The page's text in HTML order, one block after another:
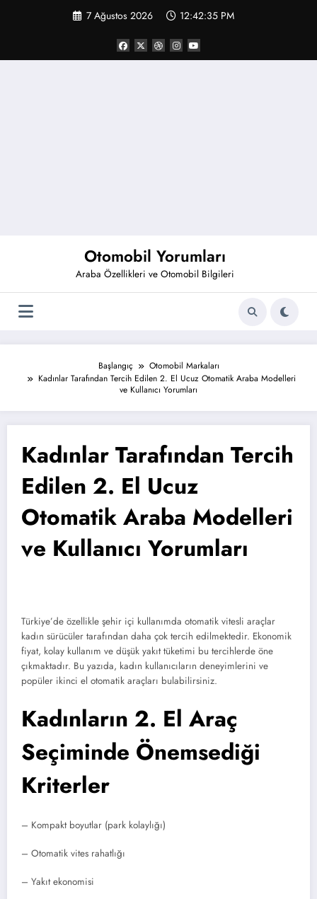
7 Ağustos 2026 12:42:36 PM
Otomobil Yorumları
Araba Özellikleri ve Otomobil Bilgileri
Başlangıç
Otomobil Markaları
Kadınlar Tarafından Tercih Edilen 2. El Ucuz Otomatik Araba Modelleri
ve Kullanıcı Yorumları
Kadınlar Tarafından Tercih
Edilen 2. El Ucuz
Otomatik Araba Modelleri
ve Kullanıcı Yorumları
Türkiye’de özellikle şehir içi kullanımda otomatik vitesli araçlar
kadın sürücüler tarafından daha çok tercih edilmektedir. Ekonomik
fiyat, kolay kullanım ve düşük yakıt tüketimi bu tercihlerde öne
çıkmaktadır. Bu yazıda, kadın kullanıcıların deneyimlerini ve
popüler ikinci el otomatik araçları bulabilirsiniz.
Kadınların 2. El Araç
Seçiminde Önemsediği
Kriterler
– Kompakt boyutlar (park kolaylığı)
– Otomatik vites rahatlığı
– Yakıt ekonomisi